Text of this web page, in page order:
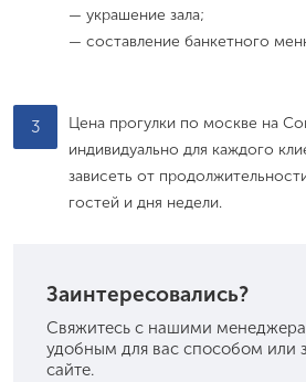
— украшение зала;
— составление банкетного
3
Цена прогулки по москве на
индивидуально для каждого
зависеть от
гостей и дня недели.
Заинтересовались?
Свяжитесь с нашими
удобным для вас способом или
сайте.